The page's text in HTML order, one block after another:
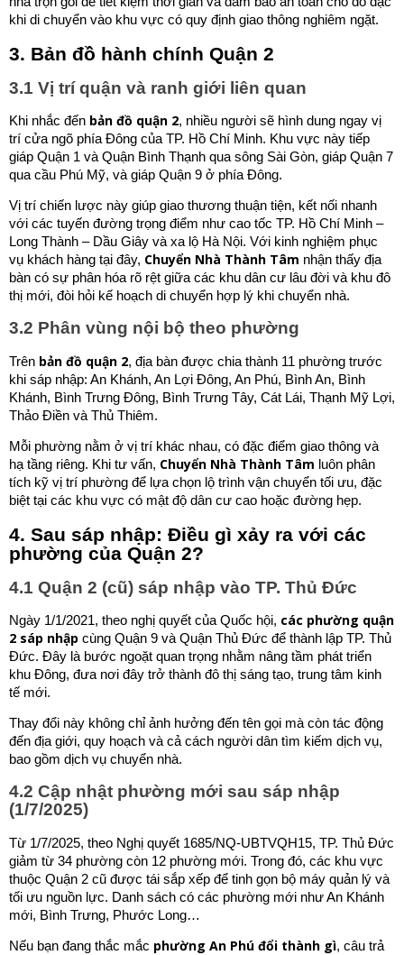
khi di chuyển vào khu vực có quy định giao thông nghiêm ngặt.
3. Bản đồ hành chính Quận 2
3.1 Vị trí quận và ranh giới liên quan
Khi nhắc đến bản đồ quận 2, nhiều người sẽ hình dung ngay vị
trí cửa ngõ phía Đông của TP. Hồ Chí Minh. Khu vực này tiếp
giáp Quận 1 và Quận Bình Thạnh qua sông Sài Gòn, giáp Quận 7
qua cầu Phú Mỹ, và giáp Quận 9 ở phía Đông.
Vị trí chiến lược này giúp giao thương thuận tiện, kết nối nhanh
với các tuyến đường trọng điểm như cao tốc TP. Hồ Chí Minh –
Long Thành – Dầu Giây và xa lộ Hà Nội. Với kinh nghiệm phục
vụ khách hàng tại đây, Chuyển Nhà Thành Tâm nhận thấy địa
bàn có sự phân hóa rõ rệt giữa các khu dân cư lâu đời và khu đô
thị mới, đòi hỏi kế hoạch di chuyển hợp lý khi chuyển nhà.
3.2 Phân vùng nội bộ theo phường
Trên bản đồ quận 2, địa bàn được chia thành 11 phường trước
khi sáp nhập: An Khánh, An Lợi Đông, An Phú, Bình An, Bình
Khánh, Bình Trưng Đông, Bình Trưng Tây, Cát Lái, Thạnh Mỹ Lợi,
Thảo Điền và Thủ Thiêm.
Mỗi phường nằm ở vị trí khác nhau, có đặc điểm giao thông và
hạ tầng riêng. Khi tư vấn, Chuyển Nhà Thành Tâm luôn phân
tích kỹ vị trí phường để lựa chọn lộ trình vận chuyển tối ưu, đặc
biệt tại các khu vực có mật độ dân cư cao hoặc đường hẹp.
4. Sau sáp nhập: Điều gì xảy ra với các
phường của Quận 2?
4.1 Quận 2 (cũ) sáp nhập vào TP. Thủ Đức
Ngày 1/1/2021, theo nghị quyết của Quốc hội, các phường quận
2 sáp nhập cùng Quận 9 và Quận Thủ Đức để thành lập TP. Thủ
Đức. Đây là bước ngoặt quan trọng nhằm nâng tầm phát triển
khu Đông, đưa nơi đây trở thành đô thị sáng tạo, trung tâm kinh
tế mới.
Thay đổi này không chỉ ảnh hưởng đến tên gọi mà còn tác động
đến địa giới, quy hoạch và cả cách người dân tìm kiếm dịch vụ,
bao gồm dịch vụ chuyển nhà.
4.2 Cập nhật phường mới sau sáp nhập
(1/7/2025)
Từ 1/7/2025, theo Nghị quyết 1685/NQ-UBTVQH15, TP. Thủ Đức
giảm từ 34 phường còn 12 phường mới. Trong đó, các khu vực
thuộc Quận 2 cũ được tái sắp xếp để tinh gọn bộ máy quản lý và
tối ưu nguồn lực. Danh sách có các phường mới như An Khánh
mới, Bình Trưng, Phước Long…
Nếu bạn đang thắc mắc phường An Phú đổi thành gì, câu trả